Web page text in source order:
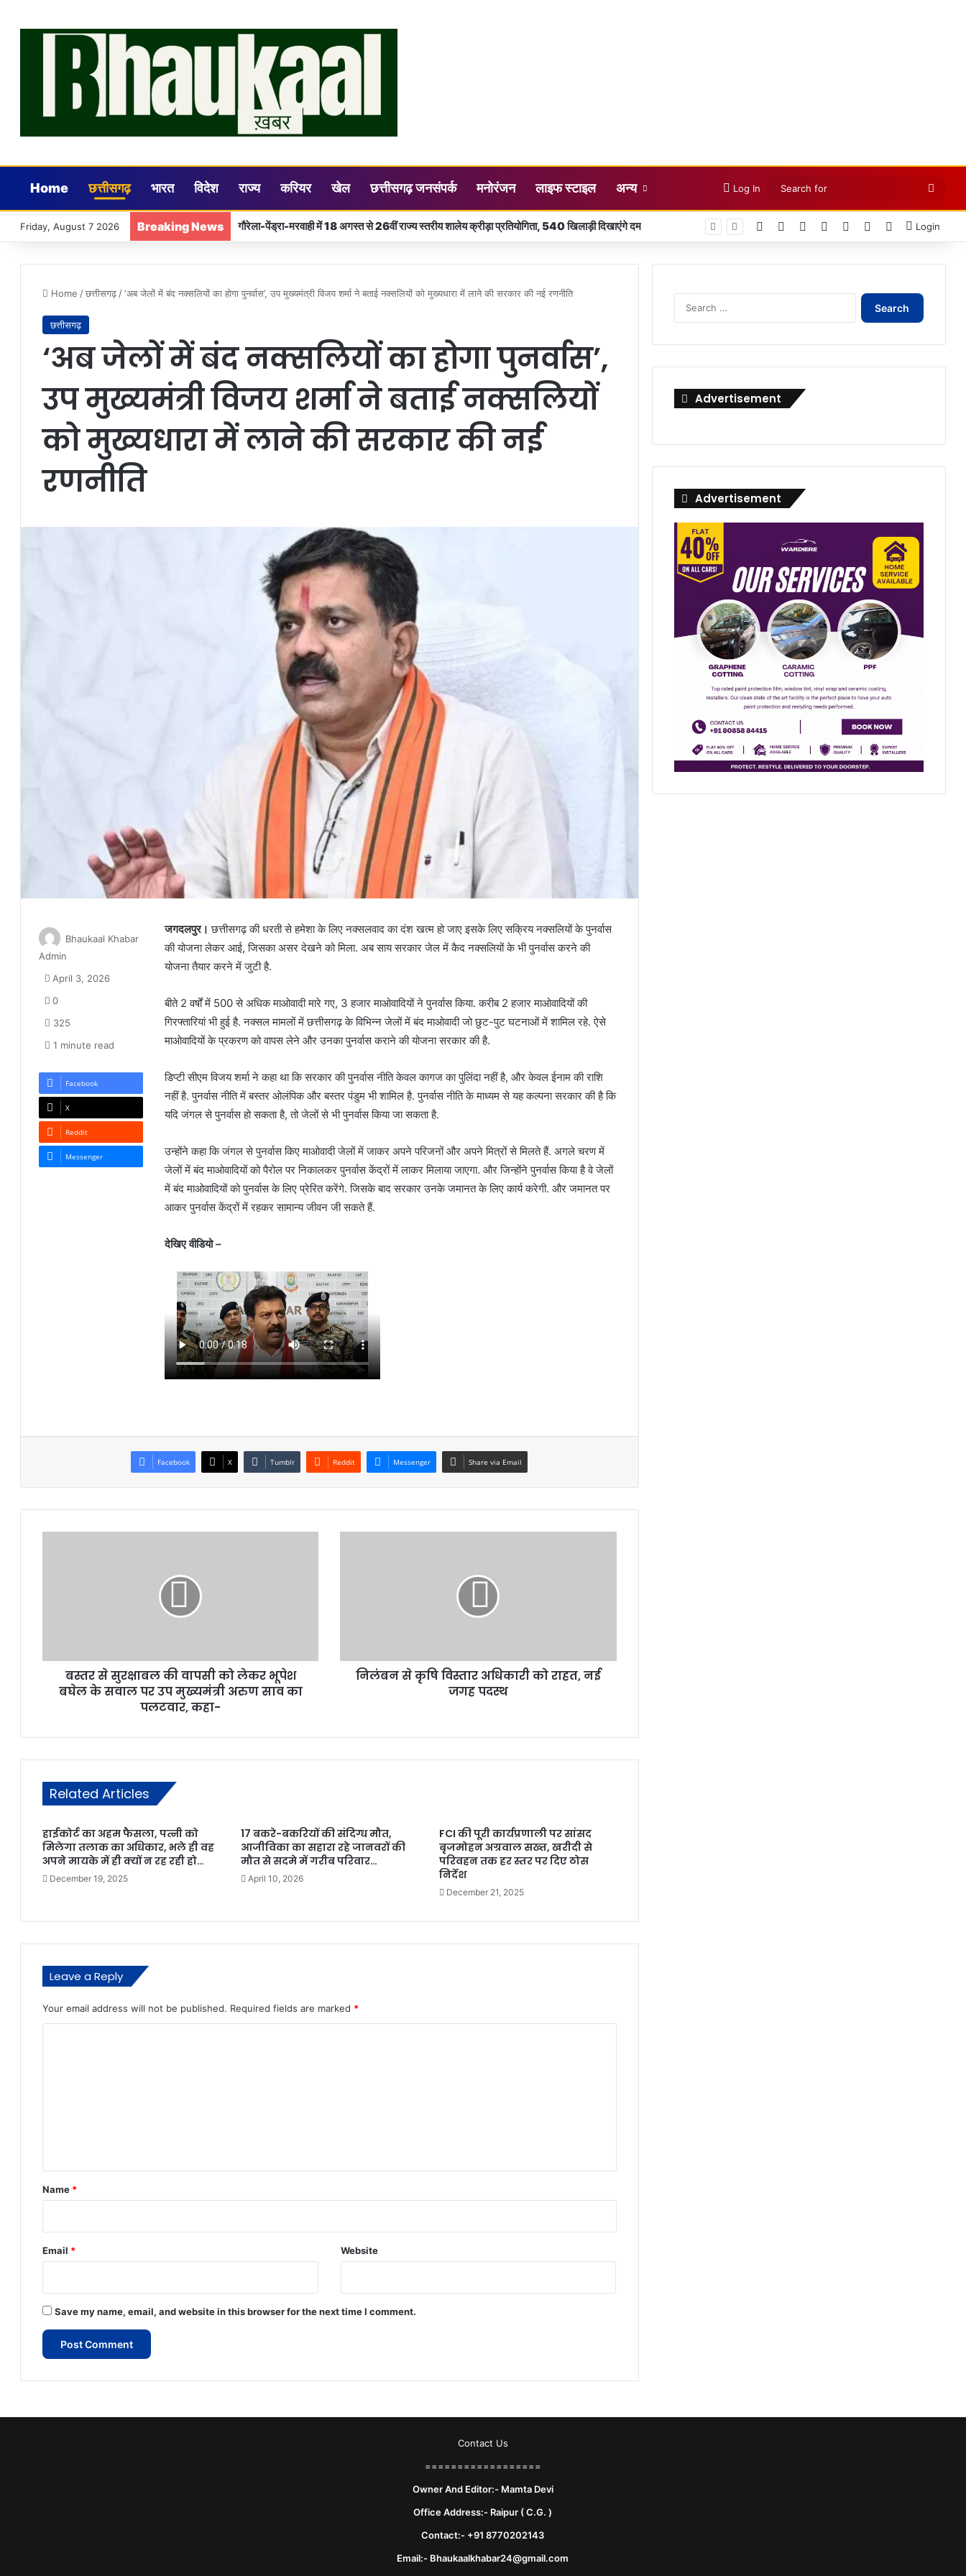
Home छत्तीसगढ़ भारत विदेश राज्य करियर खेल छत्तीसगढ़ जनसंपर्क मनोरंजन लाइफ स्टाइल अन्य Log In
for
Friday, August 7 2026 Breaking News समाज की एकजुटता सामाजिक विकास की सबसे बड़ी शक्ति: मंत्री राजेश अग्रवाल Facebook LinkedInYouTubeInstagramTelegramWhatsApp
Login
Home / छत्तीसगढ़ / ‘अब जेलों में बंद नक्सलियों का होगा पुनर्वास’, उप मुख्यमंत्री विजय शर्मा ने बताई नक्सलियों को मुख्यधारा में लाने की सरकार की नई रणनीति
छत्तीसगढ़
‘अब जेलों में बंद नक्सलियों का होगा पुनर्वास’,
उप मुख्यमंत्री विजय शर्मा ने बताई नक्सलियों
को मुख्यधारा में लाने की सरकार की नई
रणनीति
जगदलपुर। छत्तीसगढ़ की धरती से हमेशा के लिए नक्सलवाद का दंश खत्म हो जाए इसके लिए सक्रिय नक्सलियों के पुनर्वास
की योजना लेकर आई, जिसका असर देखने को मिला. अब साय सरकार जेल में कैद नक्सलियों के भी पुनर्वास करने की
योजना तैयार करने में जुटी है.
बीते 2 वर्षों में 500 से अधिक माओवादी मारे गए, 3 हजार माओवादियों ने पुनर्वास किया. करीब 2 हजार माओवादियों की
गिरफ्तारियां भी हुई है. नक्सल मामलों में छत्तीसगढ़ के विभिन्न जेलों में बंद माओवादी जो छुट-पुट घटनाओं में शामिल रहे. ऐसे
माओवादियों के प्रकरण को वापस लेने और उनका पुनर्वास कराने की योजना सरकार की है.
डिप्टी सीएम विजय शर्मा ने कहा था कि सरकार की पुनर्वास नीति केवल कागज का पुलिंदा नहीं है, और केवल ईनाम की राशि
नहीं है. पुनर्वास नीति में बस्तर ओलंपिक और बस्तर पंडुम भी शामिल है. पुनर्वास नीति के माध्यम से यह कल्पना सरकार की है कि
यदि जंगल से पुनर्वास हो सकता है, तो जेलों से भी पुनर्वास किया जा सकता है.
उन्होंने कहा कि जंगल से पुनर्वास किए माओवादी जेलों में जाकर अपने परिजनों और अपने मित्रों से मिलते हैं. अगले चरण में
जेलों में बंद माओवादियों को पैरोल पर निकालकर पुनर्वास केंद्रों में लाकर मिलाया जाएगा. और जिन्होंने पुनर्वास किया है वे जेलों
में बंद माओवादियों को पुनर्वास के लिए प्रेरित करेंगे. जिसके बाद सरकार उनके जमानत के लिए कार्य करेगी. और जमानत पर
आकर पुनर्वास केंद्रों में रहकर सामान्य जीवन जी सकते हैं.
देखिए वीडियो –
Bhaukaal Khabar
Admin
April 3, 2026
0
325
1 minute read
Facebook
X
Reddit
Messenger
Facebook X Tumblr Reddit Messenger Share via Email
बस्तर से सुरक्षाबल की वापसी को लेकर भूपेश
बघेल के सवाल पर उप मुख्यमंत्री अरुण साव का
पलटवार, कहा-
निलंबन से कृषि विस्तार अधिकारी को राहत, नई
जगह पदस्थ
Related Articles
हाईकोर्ट का अहम फैसला, पत्नी को
मिलेगा तलाक का अधिकार, भले ही वह
अपने मायके में ही क्यों न रह रही हो…
December 19, 2025
17 बकरे-बकरियों की संदिग्ध मौत,
आजीविका का सहारा रहे जानवरों की
मौत से सदमे में गरीब परिवार…
April 10, 2026
FCI की पूरी कार्यप्रणाली पर सांसद
बृजमोहन अग्रवाल सख्त, खरीदी से
परिवहन तक हर स्तर पर दिए ठोस
निर्देश
December 21, 2025
Leave a Reply
Your email address will not be published. Required fields are marked *
*
Name *
Email * Website
Save my name, email, and website in this browser for the next time I comment.
Search
Advertisement
Advertisement
Contact Us
==================
Owner And Editor:- Mamta Devi
Office Address:- Raipur ( C.G. )
Contact:- +91 8770202143
Email:- Bhaukaalkhabar24@gmail.com